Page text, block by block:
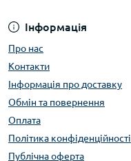
Інформація
Про нас
Контакти
Інформація про доставку
Обмін та повернення
Оплата
Політика конфіденційності
Публічна оферта